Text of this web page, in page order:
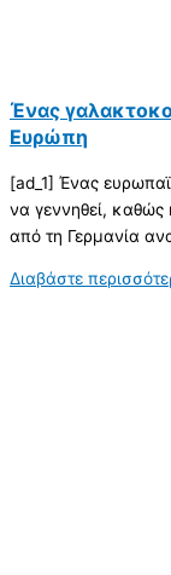
Ένας
Ευρώπη
[ad_1] Ένας
να γεννηθεί, καθώς
από τη Γερμανία
Διαβάστε